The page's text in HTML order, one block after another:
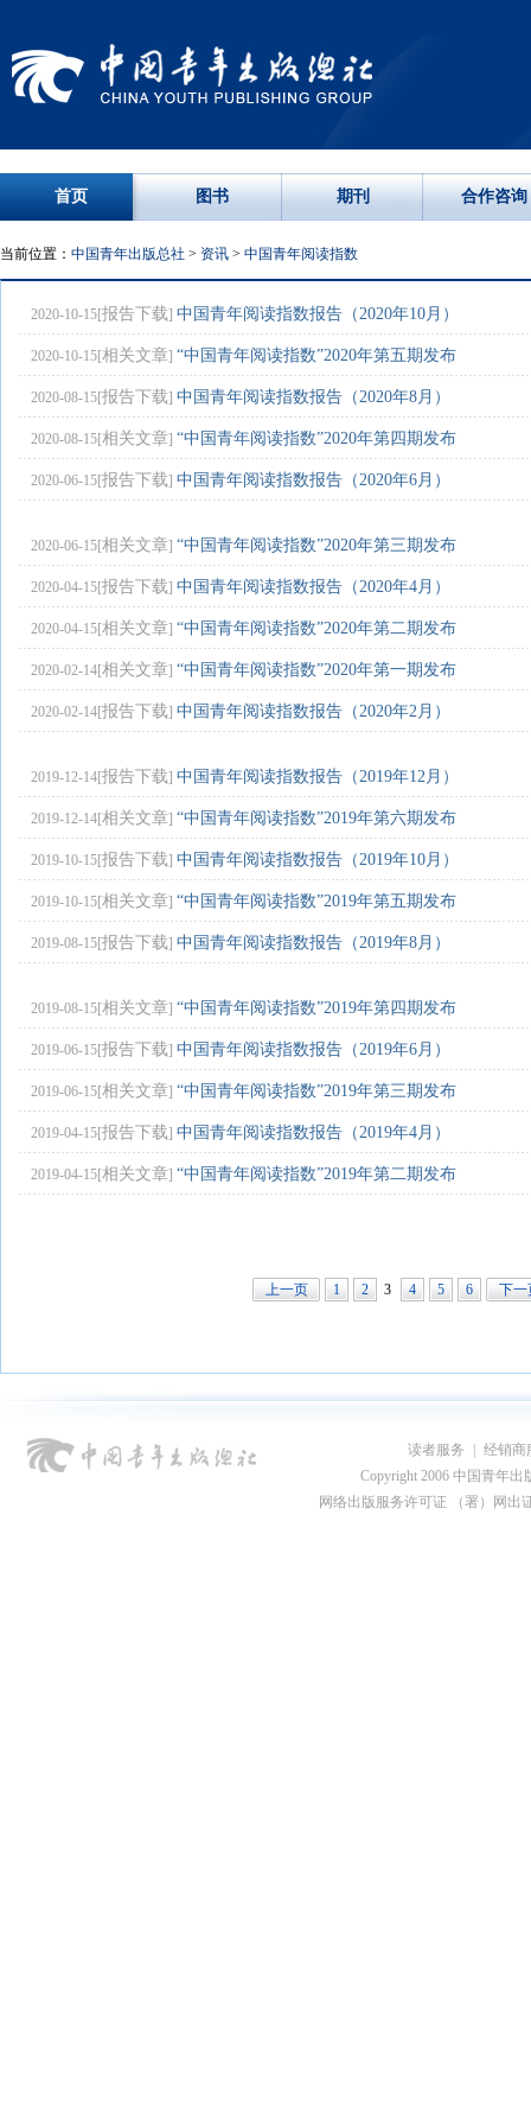
首页 图书 期刊 合作咨询
当前位置： 中国青年出版总社 > 资讯 > 中国青年阅读指数
2020-10-15[报告下载] 中国青年阅读指数报告（2020年10月）
2020-10-15[相关文章] “中国青年阅读指数”2020年第五期发布
2020-08-15[报告下载] 中国青年阅读指数报告（2020年8月）
2020-08-15[相关文章] “中国青年阅读指数”2020年第四期发布
2020-06-15[报告下载] 中国青年阅读指数报告（2020年6月）
2020-06-15[相关文章] “中国青年阅读指数”2020年第三期发布
2020-04-15[报告下载] 中国青年阅读指数报告（2020年4月）
2020-04-15[相关文章] “中国青年阅读指数”2020年第二期发布
2020-02-14[相关文章] “中国青年阅读指数”2020年第一期发布
2020-02-14[报告下载] 中国青年阅读指数报告（2020年2月）
2019-12-14[报告下载] 中国青年阅读指数报告（2019年12月）
2019-12-14[相关文章] “中国青年阅读指数”2019年第六期发布
2019-10-15[报告下载] 中国青年阅读指数报告（2019年10月）
2019-10-15[相关文章] “中国青年阅读指数”2019年第五期发布
2019-08-15[报告下载] 中国青年阅读指数报告（2019年8月）
2019-08-15[相关文章] “中国青年阅读指数”2019年第四期发布
2019-06-15[报告下载] 中国青年阅读指数报告（2019年6月）
2019-06-15[相关文章] “中国青年阅读指数”2019年第三期发布
2019-04-15[报告下载] 中国青年阅读指数报告（2019年4月）
2019-04-15[相关文章] “中国青年阅读指数”2019年第二期发布
上一页 1 2 3 4 5 6 下一
读者服务
经销商
Copyright 2006 中国青年出
网络出版服务许可证 （署）网出